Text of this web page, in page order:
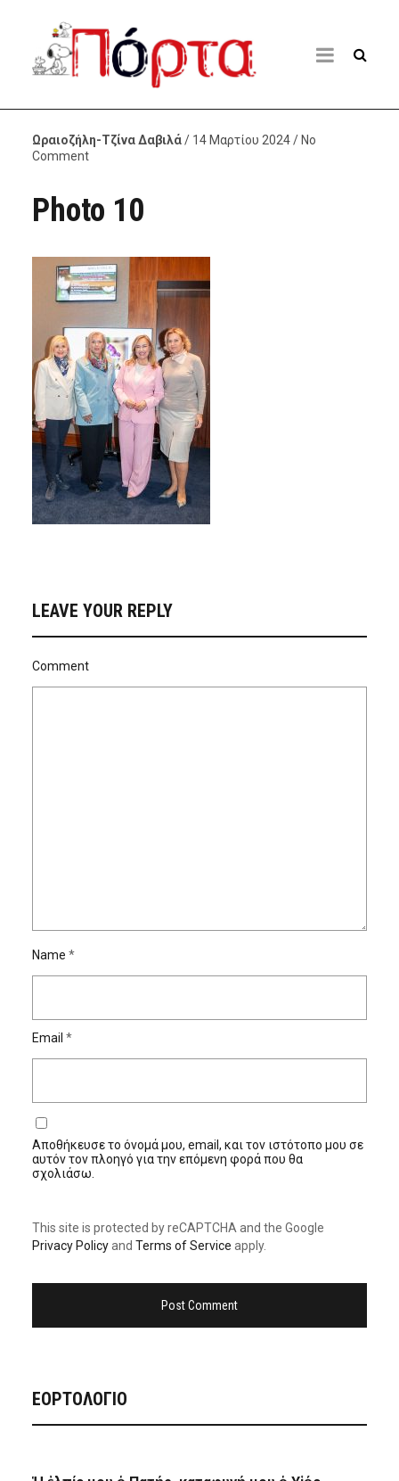
Ωραιοζήλη-Τζίνα Δαβιλά/ 14 Μαρτίου 2024 / No
Comment
Photo 10
LEAVE YOUR REPLY
Comment
Name *
Email *
Αποθήκευσε το όνομά μου, email, και τον ιστότοπο μου σε
αυτόν τον πλοηγό για την επόμενη φορά που θα
σχολιάσω.
This site is protected by reCAPTCHA and the Google
Privacy Policyand Terms of Service apply.
ΕΟΡΤΟΛΟΓΙΟ